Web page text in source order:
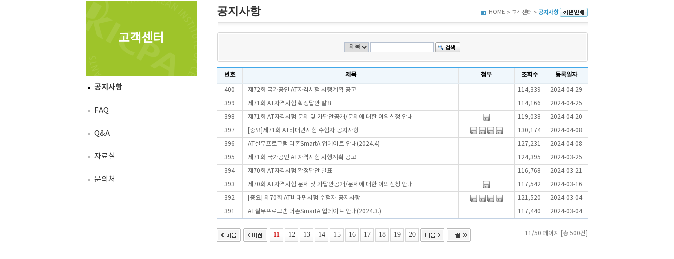
고객센터
공지사항
FAQ
Q&A
자료실
문의처
공지사항 HOME > 고객센터 > 공지사항
번호 제목 첨부 조회수 등록일자
400 제72회 국가공인 AT자격시험 시행계획 공고 114,339 2024-04-29
399 제71회 AT자격시험 확정답안 발표 114,166 2024-04-25
398 제71회 AT자격시험 문제 및 가답안공개/문제에 대한 이의신청 안내 119,038 2024-04-20
397 [중요]제71회 AT비대면시험 수험자 공지사항 130,174 2024-04-08
396 AT실무프로그램 더존SmartA 업데이트 안내(2024.4) 127,231 2024-04-08
395 제71회 국가공인 AT자격시험 시행계획 공고 124,395 2024-03-25
394 제70회 AT자격시험 확정답안 발표 116,768 2024-03-21
393 제70회 AT자격시험 문제 및 가답안공개/문제에 대한 이의신청 안내 117,542 2024-03-16
392 [중요] 제70회 AT비대면시험 수험자 공지사항 121,520 2024-03-04
391 AT실무프로그램 더존SmartA 업데이트 안내(2024.3.) 117,440 2024-03-04
11 12 13 14 15 16 17 18 19 20 11/50 페이지 [총 500건]